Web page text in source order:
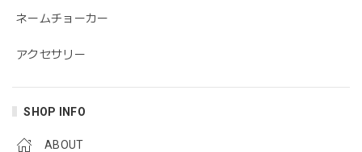
ネームチョーカー
アクセサリー
SHOP INFO
ABOUT